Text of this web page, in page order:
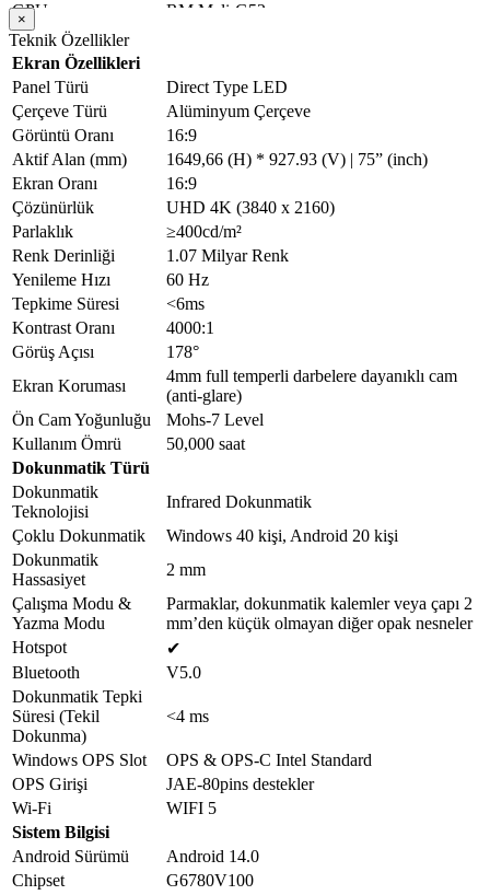
GPU
RM Mali-G52
RAM
ROM
Desteklenen İşletim
Sistemi
Windows (10, 8, 7) / Pardus / Linux /
MacOS / Android / Chrome OS
Çalışma Sıcaklığı
0ºC ~ 40ºC
Depolama Sıcaklığı
-20ºC ~ 60ºC
Çalışma Nemi
%10 ~ %80 RH
Depolama Nemi
%10 ~ %90 RH
Cihaz Bağlantıları
Ön Yüz Bağlantıları
Ön Bağlantı
Noktaları
USB 3.0 girişi * 3 ad.; Dokunmatik Çıkışı
USB-B tipi *1 ad.;
HDMI 2.0 Girişi *1 ad.; Type – C* 1 ad.;
NFC Kart Okuyucu
Ön Tuş Takımı
Göstergeler: Kırmızı/Mavi, Işık Sensörü; Tek
Tuşla Kurtarma; Ekran Kayıt Tuşu;
Görüntü Oranı; Ses Açma/Kapama; Ayarlar;
ECO; Güç Açma/Kapama
Diğer Yan / Arka
Bağlantıları
COAX
1
Mikrofon
1
TF Kartı
RS232
1
HDMI Girişi
2
USB-A 2.0
2
Touch USB 2.0
1
HDMI Çıkışı
1
Ürün Ölçüleri
Genel Ölçüler (mm,
L*H*D | VESA’sız)
Genel Ölçüler (mm,
L*H*D | VESA’lı)
1953.2*1151.0*145.8
Net Ağırlık
80 kg
Brüt Ağırlık
Paket Boyutları (mm,
L*H*W | VESA’sız)
2086*1276*220
×
Teknik Özellikler
Ekran Özellikleri
Panel Türü
Direct Type LED
Çerçeve Türü
Alüminyum Çerçeve
Görüntü Oranı
16:9
Aktif Alan (mm)
1649,66 (H) * 927.93 (V) | 75” (inch)
Ekran Oranı
16:9
Çözünürlük
UHD 4K (3840 x 2160)
Parlaklık
≥400cd/m²
Renk Derinliği
1.07 Milyar Renk
Yenileme Hızı
60 Hz
Tepkime Süresi
<6ms
Kontrast Oranı
4000:1
Görüş Açısı
178°
Ekran Koruması
4mm full temperli darbelere dayanıklı cam
(anti-glare)
Ön Cam Yoğunluğu
Mohs-7 Level
Kullanım Ömrü
50,000 saat
Dokunmatik Türü
Dokunmatik
Teknolojisi
Infrared Dokunmatik
Çoklu Dokunmatik
Windows 40 kişi, Android 20 kişi
Dokunmatik
Hassasiyet
2 mm
Çalışma Modu &
Yazma Modu
Parmaklar, dokunmatik kalemler veya çapı 2
mm’den küçük olmayan diğer opak nesneler
Hotspot
✔
Bluetooth
V5.0
Dokunmatik Tepki
Süresi (Tekil
Dokunma)
<4 ms
Windows OPS Slot
OPS & OPS-C Intel Standard
OPS Girişi
JAE-80pins destekler
Wi-Fi
WIFI 5
Sistem Bilgisi
Android Sürümü
Android 14.0
Chipset
G6780V100